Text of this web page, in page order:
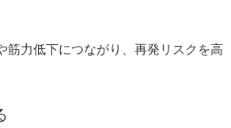
筋力低下につながり、再発リスクを高